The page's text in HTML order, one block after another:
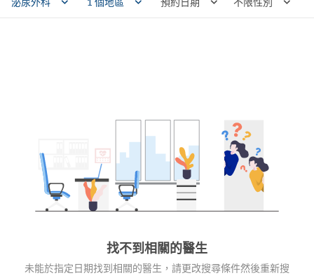
找不到相關的醫生
未能於指定日期找到相關的醫生，請更改搜尋條件然後重新搜